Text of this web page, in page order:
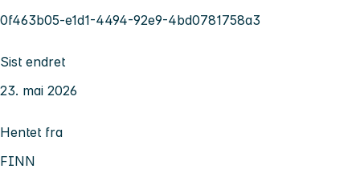
0f463b05-e1d1-4494-92e9-4bd0781758a3
Sist endret
23. mai 2026
Hentet fra
FINN